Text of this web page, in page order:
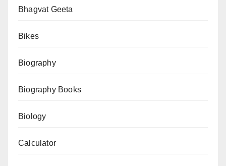
Online
Bhagvat Geeta
Bikes
Biography
Biography Books
Biology
Calculator